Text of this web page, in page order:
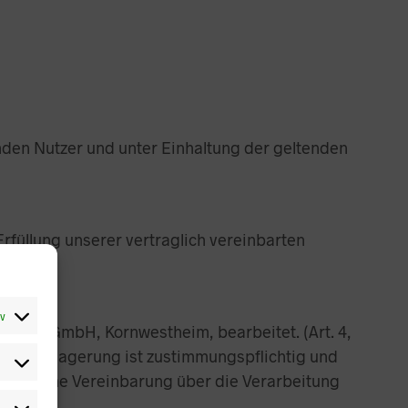
Nutzer und unter Einhaltung der geltenden
unserer vertraglich vereinbarten
GmbH, Kornwestheim, bearbeitet. (Art. 4,
Verlagerung ist zustimmungspflichtig und
Vereinbarung über die Verarbeitung